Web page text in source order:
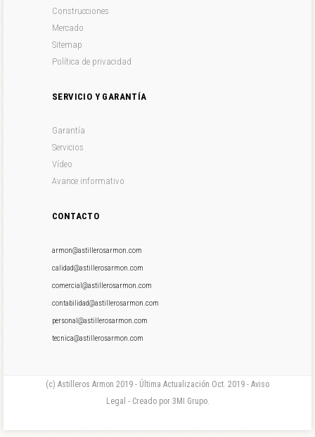
Construcciones
Mercado
Sitemap
Política de privacidad
SERVICIO Y GARANTÍA
Garantía
Servicios
Vídeo
Avance informativo
CONTACTO
armon@astillerosarmon.com
calidad@astillerosarmon.com
comercial@astillerosarmon.com
contabilidad@astillerosarmon.com
personal@astillerosarmon.com
tecnica@astillerosarmon.com
(c) Astilleros Armon 2019 - Última Actualización Oct. 2019 - Aviso
Legal - Creado por 3MI Grupo.